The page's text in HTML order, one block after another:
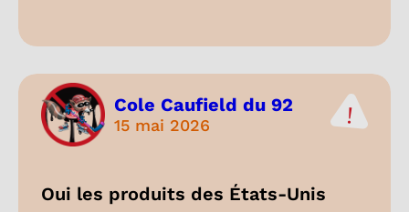
Cole Caufield du 92
15 mai 2026
Oui les produits des États-Unis